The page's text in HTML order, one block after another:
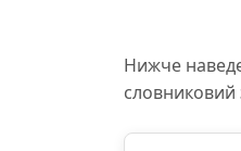
Нижче
словниковий